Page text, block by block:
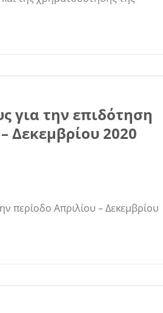
για την επιδότηση
Δεκεμβρίου 2020
περίοδο Απριλίου – Δεκεμβρίου